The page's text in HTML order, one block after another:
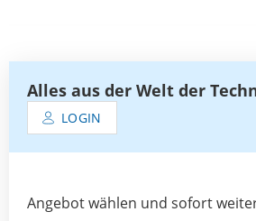
Alles aus der Welt der
LOGIN
Angebot wählen und sofort